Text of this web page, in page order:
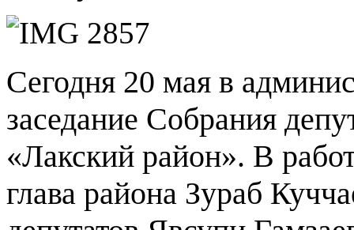
Сегодня 20 мая в
заседание Собрания
«Лакский район». В
глава района Зураб